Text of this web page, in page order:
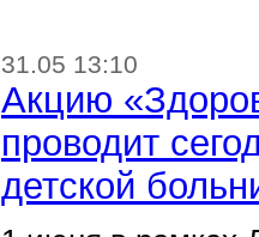
31.05 13:10
Акцию
проводит
детской